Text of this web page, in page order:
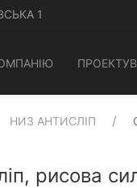
1
НИЗ АНТИСЛІП
рисова